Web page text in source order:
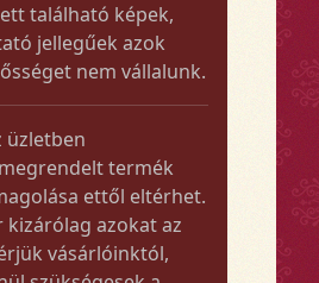
található képek,
jellegűek azok
nem vállalunk.
üzletben
termék
ettől eltérhet.
azokat az
vásárlóinktól,